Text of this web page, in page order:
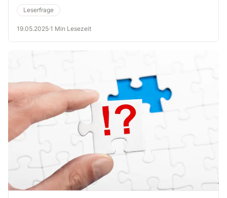
Leserfrage
19.05.2025·1 Min Lesezeit